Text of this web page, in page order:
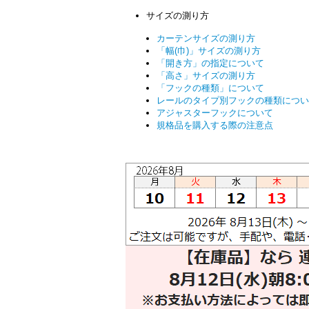
サイズの測り方
カーテンサイズの測り方
「幅(巾)」サイズの測り方
「開き方」の指定について
「高さ」サイズの測り方
「フックの種類」について
レールのタイプ別フックの種類につ
アジャスターフックについて
規格品を購入する際の注意点